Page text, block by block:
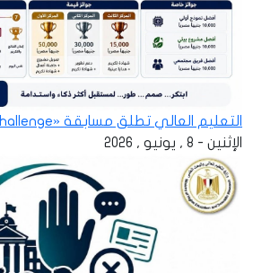
التعليم العالي تطلق مسابقة «Sensor X Challenge»…
الإثنين - 8 , يونيو , 2026